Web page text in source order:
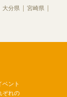
大分県
宮崎県
ント
ぞれの